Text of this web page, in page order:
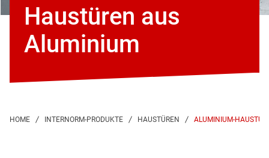
Haustüren aus
Aluminium
ALUMINIUM-